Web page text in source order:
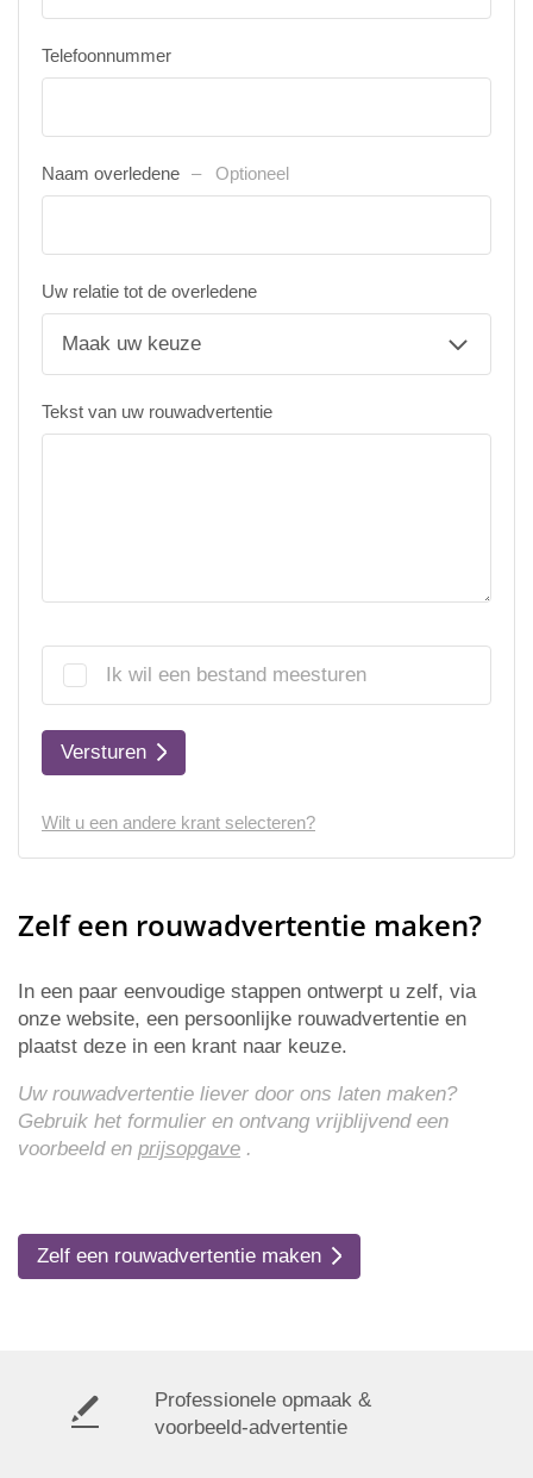
Telefoonnummer
Naam overledene Optioneel
Uw relatie tot de overledene
Tekst van uw rouwadvertentie
Ik wil een bestand meesturen
Versturen
Wilt u een andere krant selecteren?
Zelf een rouwadvertentie maken?
In een paar eenvoudige stappen ontwerpt u zelf, via
onze website, een persoonlijke rouwadvertentie en
plaatst deze in een krant naar keuze.
Uw rouwadvertentie liever door ons laten maken?
Gebruik het formulier en ontvang vrijblijvend een
voorbeeld en prijsopgave .
Zelf een rouwadvertentie maken
Professionele opmaak &
voorbeeld-advertentie